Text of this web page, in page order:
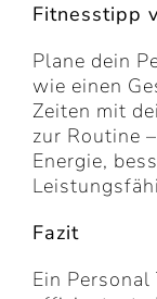
Fitnesstipp
Plane dein
wie einen
Zeiten mit
zur Routine
Energie,
Fazit
Ein